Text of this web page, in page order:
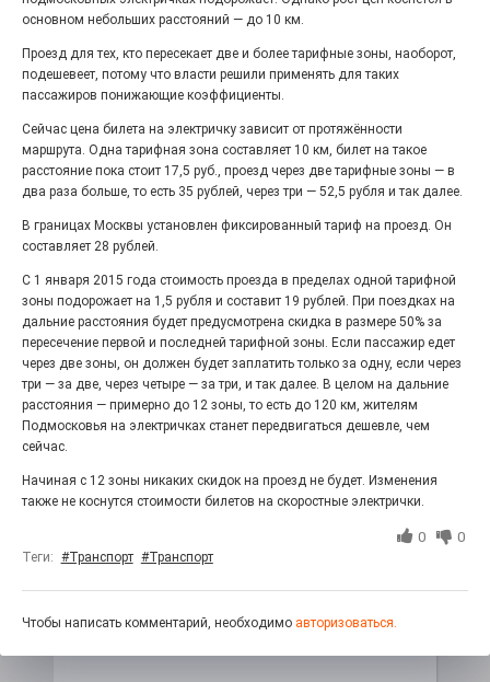
дважды порадует проект «Районы-кварталы».
100 футов под килем!
0
«С ними дядька Черномор»
основном небольших расстояний — до 10 км.
Проезд для тех, кто пересекает две и более тарифные зоны, наоборот,
подешевеет, потому что власти решили применять для таких
пассажиров понижающие коэффициенты.
Сейчас цена билета на электричку зависит от протяжённости
маршрута. Одна тарифная зона составляет 10 км, билет на такое
расстояние пока стоит 17,5 руб., проезд через две тарифные зоны — в
два раза больше, то есть 35 рублей, через три — 52,5 рубля и так далее.
В границах Москвы установлен фиксированный тариф на проезд. Он
составляет 28 рублей.
С 1 января 2015 года стоимость проезда в пределах одной тарифной
зоны подорожает на 1,5 рубля и составит 19 рублей. При поездках на
дальние расстояния будет предусмотрена скидка в размере 50% за
пересечение первой и последней тарифной зоны. Если пассажир едет
через две зоны, он должен будет заплатить только за одну, если через
три — за две, через четыре — за три, и так далее. В целом на дальние
расстояния — примерно до 12 зоны, то есть до 120 км, жителям
Подмосковья на электричках станет передвигаться дешевле, чем
сейчас.
Начиная с 12 зоны никаких скидок на проезд не будет. Изменения
также не коснутся стоимости билетов на скоростные электрички.
0 0
Теги: #Транспорт #Транспорт
Чтобы написать комментарий, необходимо авторизоваться.